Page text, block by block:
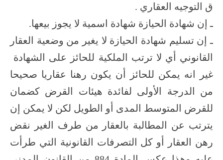
ق التوجيه العقاري .
ـ إن شهادة الحيازة شهادة اسمية لا يجوز بيعها.
ـ إن تسليم شهادة الحيازة لا يغير من وضعية العقار
القانوني أي لا ترتب الملكية للحائز على الشهادة
غير انه يمكن للحائز أن يكون رهنا عقاريا صحيحا
من الدرجة الأولى لفائدة هيئات القرض كضمان
للقرض المتوسط المدى أو الطويل لكن لا يمكن إن
يترتب عن المطالبة بالعقار من طرف الغير نقض
رهن العقار أو كل التصرفات القانونية التي طرأت